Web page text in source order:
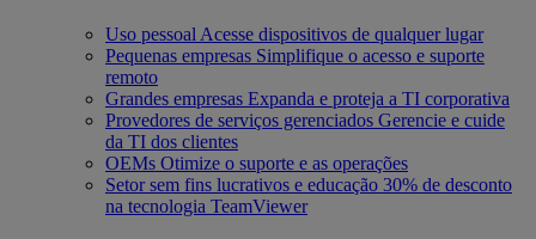
Uso pessoal Acesse dispositivos de qualquer lugar
Pequenas empresas Simplifique o acesso e suporte
remoto
Grandes empresas Expanda e proteja a TI corporativa
Provedores de serviços gerenciados Gerencie e cuide
da TI dos clientes
OEMs Otimize o suporte e as operações
Setor sem fins lucrativos e educação 30% de desconto
na tecnologia TeamViewer